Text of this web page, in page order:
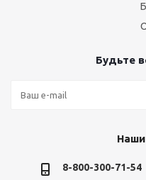
Будьте
8-800-300-71-54